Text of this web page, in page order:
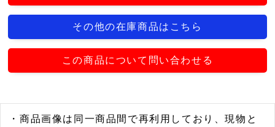
その他の在庫商品はこちら
この商品について問い合わせる
・商品画像は同一商品間で再利用しており、現物と